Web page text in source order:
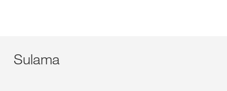
Sulama